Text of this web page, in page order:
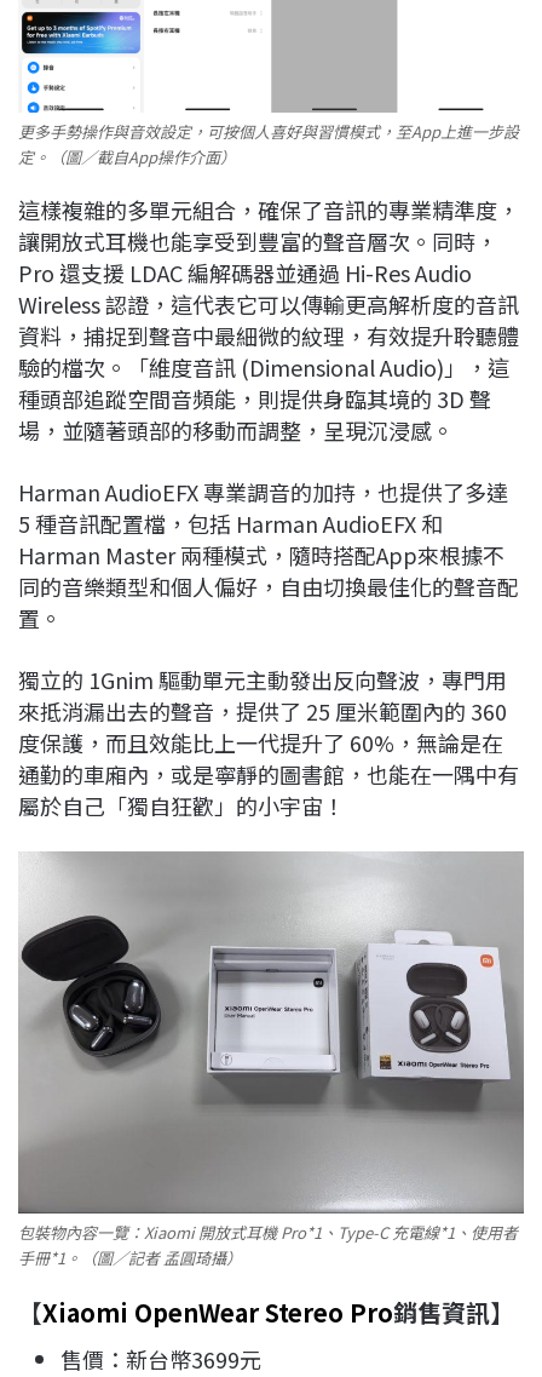
更多手勢操作與音效設定，可按個人喜好與習慣模式，至App上進一步設
定。（圖／截自App操作介面）
這樣複雜的多單元組合，確保了音訊的專業精準度，
讓開放式耳機也能享受到豐富的聲音層次。同時，
Pro 還支援 LDAC 編解碼器並通過 Hi-Res Audio
Wireless 認證，這代表它可以傳輸更高解析度的音訊
資料，捕捉到聲音中最細微的紋理，有效提升聆聽體
驗的檔次。「維度音訊 (Dimensional Audio)」，這
種頭部追蹤空間音頻能，則提供身臨其境的 3D 聲
場，並隨著頭部的移動而調整，呈現沉浸感。
Harman AudioEFX 專業調音的加持，也提供了多達
5 種音訊配置檔，包括 Harman AudioEFX 和
Harman Master 兩種模式，隨時搭配App來根據不
同的音樂類型和個人偏好，自由切換最佳化的聲音配
置。
獨立的 1Gnim 驅動單元主動發出反向聲波，專門用
來抵消漏出去的聲音，提供了 25 厘米範圍內的 360
度保護，而且效能比上一代提升了 60%，無論是在
通勤的車廂內，或是寧靜的圖書館，也能在一隅中有
屬於自己「獨自狂歡」的小宇宙！
包裝物內容一覽：Xiaomi 開放式耳機 Pro*1、Type-C 充電線*1、使用者
手冊*1。（圖／記者 孟圓琦攝）
【Xiaomi OpenWear Stereo Pro銷售資訊】
售價：新台幣3699元